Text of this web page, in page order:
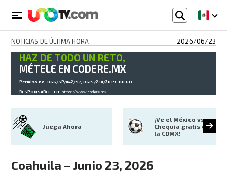
NOTICIAS DE ÚLTIMA HORA 2026/06/23
HAZ DE TODO UN RETO,
MÉTELE EN CODERE.MX
Permiso no. DGG/SP/442/97, DGJS/234/2019. JUEGO
RESPONSABLE. +18https://www.codere.mx
Juega Ahora
¡Ve el México vs
Chequia gratis en
la CDMX!
Coahuila – Junio 23, 2026